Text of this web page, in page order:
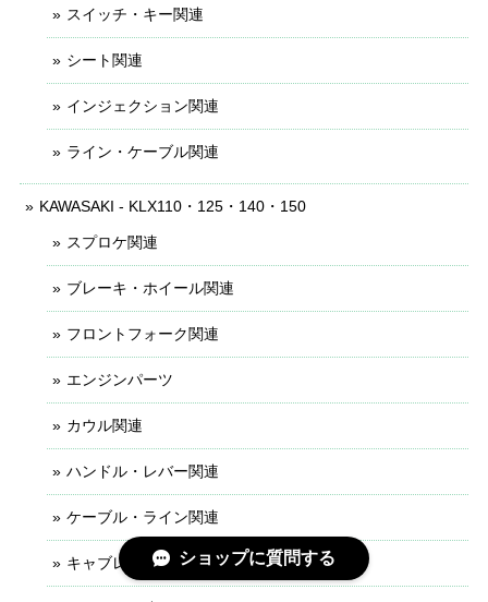
スイッチ・キー関連
シート関連
インジェクション関連
ライン・ケーブル関連
KAWASAKI - KLX110・125・140・150
スプロケ関連
ブレーキ・ホイール関連
フロントフォーク関連
エンジンパーツ
カウル関連
ハンドル・レバー関連
ケーブル・ライン関連
キャブレター関連ショップに質問する